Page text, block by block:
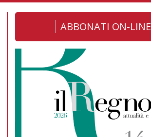
ABBONATI ON-LINE